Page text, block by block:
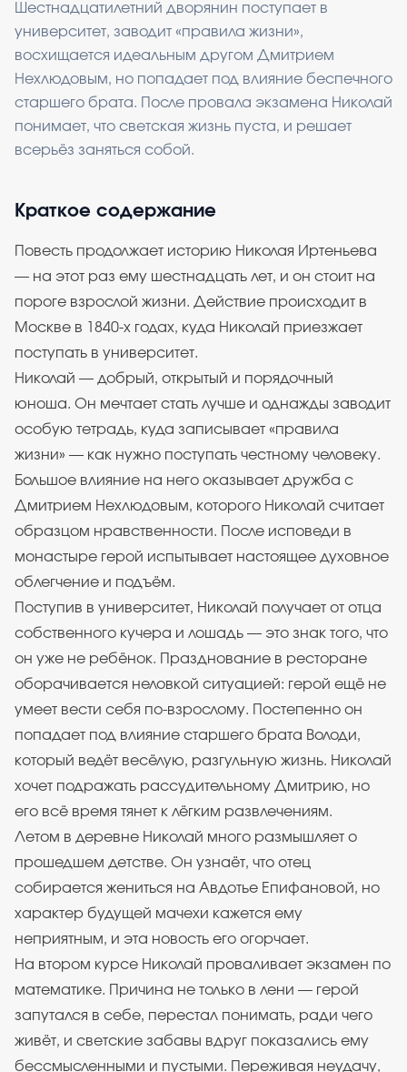
Шестнадцатилетний дворянин поступает в
университет, заводит «правила жизни»,
восхищается идеальным другом Дмитрием
Нехлюдовым, но попадает под влияние беспечного
старшего брата. После провала экзамена Николай
понимает, что светская жизнь пуста, и решает
всерьёз заняться собой.
Краткое содержание
Повесть продолжает историю Николая Иртеньева
— на этот раз ему шестнадцать лет, и он стоит на
пороге взрослой жизни. Действие происходит в
Москве в 1840-х годах, куда Николай приезжает
поступать в университет.
Николай — добрый, открытый и порядочный
юноша. Он мечтает стать лучше и однажды заводит
особую тетрадь, куда записывает «правила
жизни» — как нужно поступать честному человеку.
Большое влияние на него оказывает дружба с
Дмитрием Нехлюдовым, которого Николай считает
образцом нравственности. После исповеди в
монастыре герой испытывает настоящее духовное
облегчение и подъём.
Поступив в университет, Николай получает от отца
собственного кучера и лошадь — это знак того, что
он уже не ребёнок. Празднование в ресторане
оборачивается неловкой ситуацией: герой ещё не
умеет вести себя по-взрослому. Постепенно он
попадает под влияние старшего брата Володи,
который ведёт весёлую, разгульную жизнь. Николай
хочет подражать рассудительному Дмитрию, но
его всё время тянет к лёгким развлечениям.
Летом в деревне Николай много размышляет о
прошедшем детстве. Он узнаёт, что отец
собирается жениться на Авдотье Епифановой, но
характер будущей мачехи кажется ему
неприятным, и эта новость его огорчает.
На втором курсе Николай проваливает экзамен по
математике. Причина не только в лени — герой
запутался в себе, перестал понимать, ради чего
живёт, и светские забавы вдруг показались ему
бессмысленными и пустыми. Переживая неудачу,